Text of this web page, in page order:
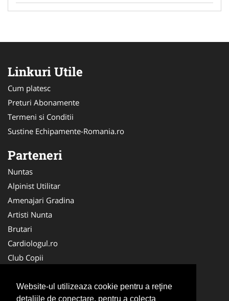
Website-ul utilizeaza cookie pentru a reţine
detaliile de conectare, pentru a colecta
Linkuri Utile
Cum platesc
Preturi Abonamente
Termeni si Conditii
Sustine Echipamente-Romania.ro
Parteneri
Nuntas
Alpinist Utilitar
Amenajari Gradina
Artisti Nunta
Brutari
Cardiologul.ro
Club Copii
Ambalaje Romania